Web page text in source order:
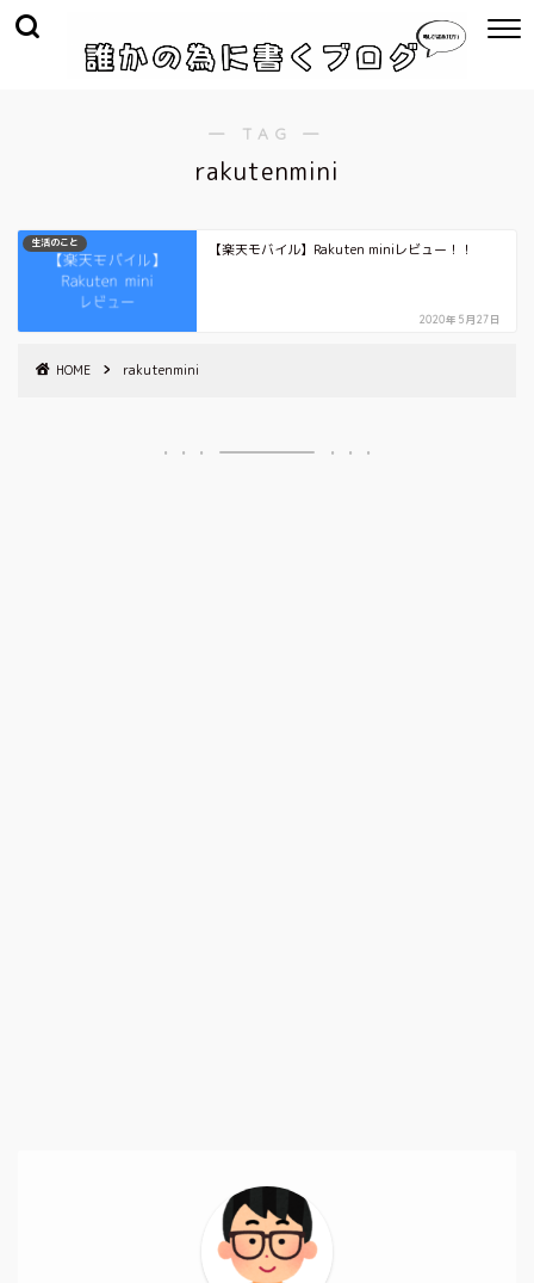
― TAG ―
rakutenmini
生活のこと 【楽天モバイル】Rakuten miniレビュー！！
2020年5月27日
HOME rakutenmini